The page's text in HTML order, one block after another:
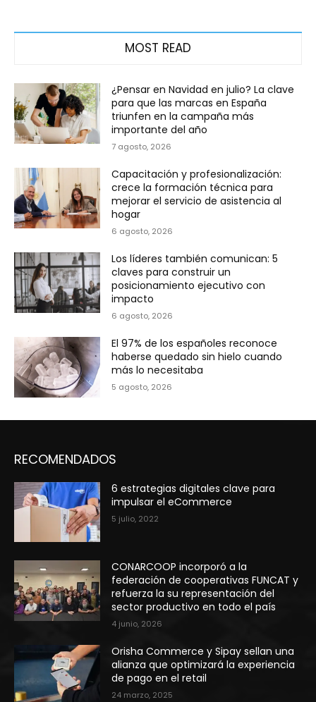
MOST READ
¿Pensar en Navidad en julio? La clave
para que las marcas en España
triunfen en la campaña más
importante del año
7 agosto, 2026
Capacitación y profesionalización:
crece la formación técnica para
mejorar el servicio de asistencia al
hogar
6 agosto, 2026
Los líderes también comunican: 5
claves para construir un
posicionamiento ejecutivo con
impacto
6 agosto, 2026
El 97% de los españoles reconoce
haberse quedado sin hielo cuando
más lo necesitaba
5 agosto, 2026
RECOMENDADOS
6 estrategias digitales clave para
impulsar el eCommerce
5 julio, 2022
CONARCOOP incorporó a la
federación de cooperativas FUNCAT y
refuerza la su representación del
sector productivo en todo el país
4 junio, 2026
Orisha Commerce y Sipay sellan una
alianza que optimizará la experiencia
de pago en el retail
24 marzo, 2025